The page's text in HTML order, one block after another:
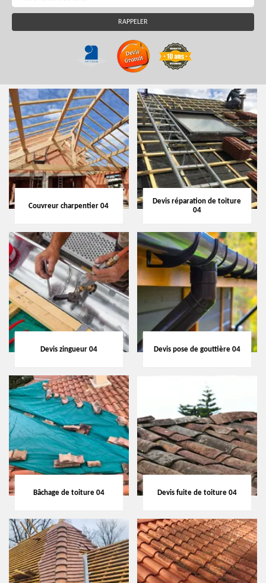
Couvreur charpentier 04
Devis réparation de toiture
04
Devis zingueur 04 Devis pose de gouttière 04
Bâchage de toiture 04 Devis fuite de toiture 04